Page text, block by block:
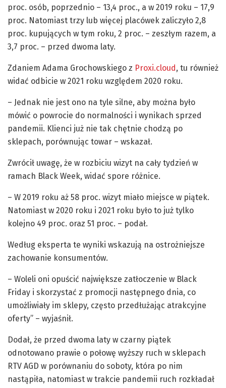
proc. osób, poprzednio – 13,4 proc., a w 2019 roku – 17,9
proc. Natomiast trzy lub więcej placówek zaliczyło 2,8
proc. kupujących w tym roku, 2 proc. – zeszłym razem, a
3,7 proc. – przed dwoma laty.
Zdaniem Adama Grochowskiego z Proxi.cloud , tu również
widać odbicie w 2021 roku względem 2020 roku.
– Jednak nie jest ono na tyle silne, aby można było
mówić o powrocie do normalności i wynikach sprzed
pandemii. Klienci już nie tak chętnie chodzą po
sklepach, porównując towar – wskazał.
Zwrócił uwagę, że w rozbiciu wizyt na cały tydzień w
ramach Black Week, widać spore różnice.
– W 2019 roku aż 58 proc. wizyt miało miejsce w piątek.
Natomiast w 2020 roku i 2021 roku było to już tylko
kolejno 49 proc. oraz 51 proc. – podał.
Według eksperta te wyniki wskazują na ostrożniejsze
zachowanie konsumentów.
– Woleli oni opuścić największe zatłoczenie w Black
Friday i skorzystać z promocji następnego dnia, co
umożliwiały im sklepy, często przedłużając atrakcyjne
oferty” – wyjaśnił.
Dodał, że przed dwoma laty w czarny piątek
odnotowano prawie o połowę wyższy ruch w sklepach
RTV AGD w porównaniu do soboty, która po nim
nastąpiła, natomiast w trakcie pandemii ruch rozkładał